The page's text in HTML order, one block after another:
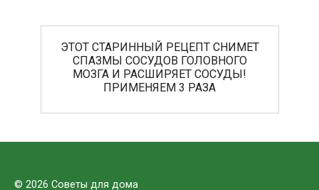
ЭТОТ СТАРИННЫЙ РЕЦЕПТ СНИМЕТ
СПАЗМЫ СОСУДОВ ГОЛОВНОГО
МОЗГА И РАСШИРЯЕТ СОСУДЫ!
ПРИМЕНЯЕМ 3 РАЗА
© 2026 Советы для дома